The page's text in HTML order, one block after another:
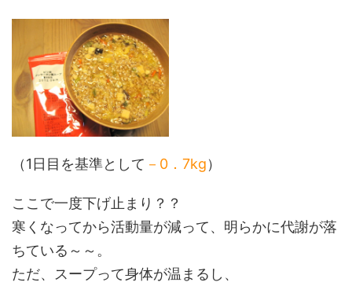
（1日目を基準として －0．7kg）
ここで一度下げ止まり？？
寒くなってから活動量が減って、明らかに代謝が落
ちている～～。
ただ、スープって身体が温まるし、